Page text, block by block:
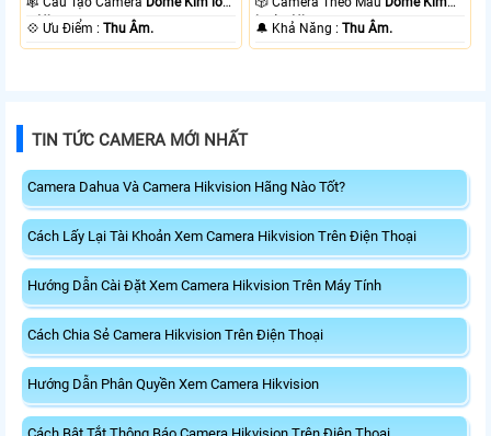
+ Nhựa.
️💠 Ưu Điểm :Thu Âm.
loại + Nhựa.
️🔔 Khả Năng :Thu Âm.
TIN TỨC CAMERA MỚI NHẤT
Camera Dahua Và Camera Hikvision Hãng Nào Tốt?
Cách Lấy Lại Tài Khoản Xem Camera Hikvision Trên Điện Thoại
Hướng Dẫn Cài Đặt Xem Camera Hikvision Trên Máy Tính
Cách Chia Sẻ Camera Hikvision Trên Điện Thoại
Hướng Dẫn Phân Quyền Xem Camera Hikvision